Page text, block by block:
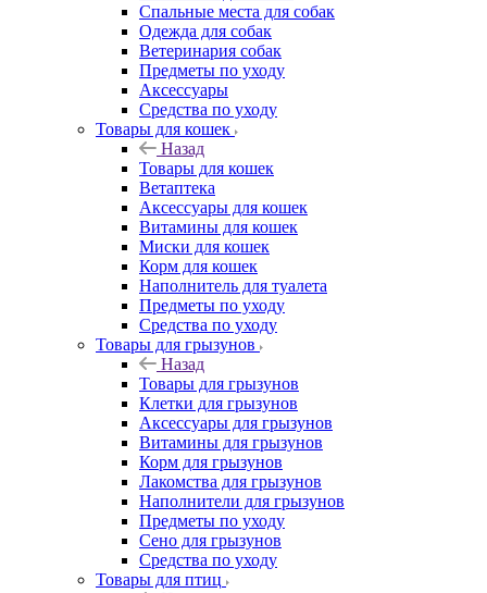
Спальные места для собак
Одежда для собак
Ветеринария собак
Предметы по уходу
Аксессуары
Средства по уходу
Товары для кошек
Назад
Товары для кошек
Ветаптека
Аксессуары для кошек
Витамины для кошек
Миски для кошек
Корм для кошек
Наполнитель для туалета
Предметы по уходу
Средства по уходу
Товары для грызунов
Назад
Товары для грызунов
Клетки для грызунов
Аксессуары для грызунов
Витамины для грызунов
Корм для грызунов
Лакомства для грызунов
Наполнители для грызунов
Предметы по уходу
Сено для грызунов
Средства по уходу
Товары для птиц